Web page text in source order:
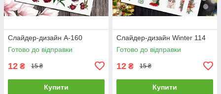
Слайдер-дизайн A-160
Готово до відправки
12 ₴ 15 ₴
Купити
Слайдер-дизайн Winter 114
Готово до відправки
12 ₴ 15 ₴
Купити